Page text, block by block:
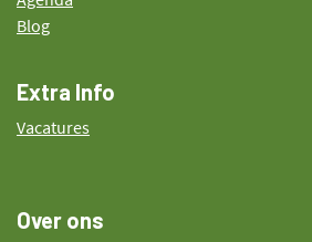
Blog
Extra Info
Vacatures
Over ons